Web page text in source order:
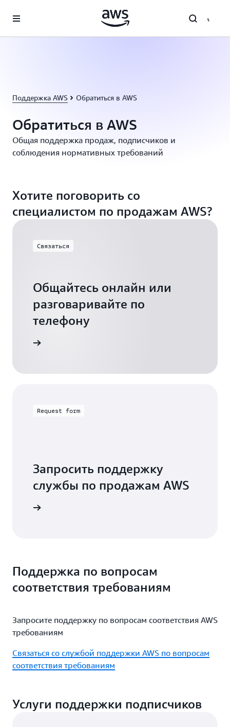
Перейти к главному контенту
Поддержка AWS Обратиться в AWS
Обратиться в AWS
Общая поддержка продаж, подписчиков и
соблюдения нормативных требований
Хотите поговорить со
специалистом по продажам AWS?
Связаться
Общайтесь онлайн или
разговаривайте по
телефону
Request form
Запросить поддержку
службы по продажам AWS
Поддержка по вопросам
соответствия требованиям
Запросите поддержку по вопросам соответствия AWS
требованиям
Связаться со службой поддержки AWS по вопросам
соответствия требованиям
Услуги поддержки подписчиков